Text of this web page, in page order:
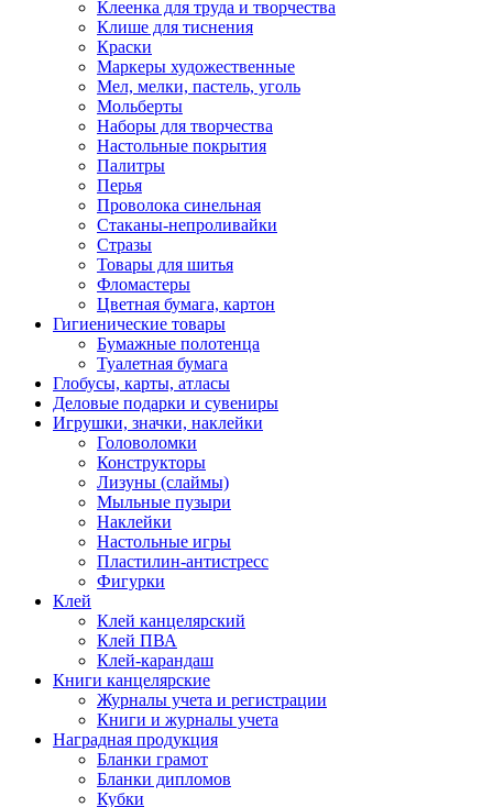
Клеенка для труда и творчества
Клише для тиснения
Краски
Маркеры художественные
Мел, мелки, пастель, уголь
Мольберты
Наборы для творчества
Настольные покрытия
Палитры
Перья
Проволока синельная
Стаканы-непроливайки
Стразы
Товары для шитья
Фломастеры
Цветная бумага, картон
Гигиенические товары
Бумажные полотенца
Туалетная бумага
Глобусы, карты, атласы
Деловые подарки и сувениры
Игрушки, значки, наклейки
Головоломки
Конструкторы
Лизуны (слаймы)
Мыльные пузыри
Наклейки
Настольные игры
Пластилин-антистресс
Фигурки
Клей
Клей канцелярский
Клей ПВА
Клей-карандаш
Книги канцелярские
Журналы учета и регистрации
Книги и журналы учета
Наградная продукция
Бланки грамот
Бланки дипломов
Кубки